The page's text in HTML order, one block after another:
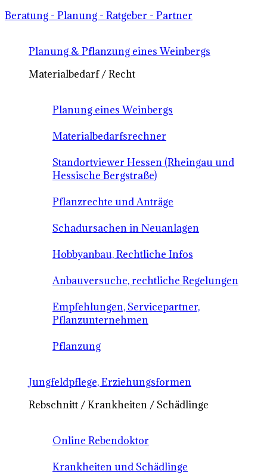
Beratung - Planung - Ratgeber - Partner
Planung & Pflanzung eines Weinbergs
Materialbedarf / Recht
Planung eines Weinbergs
Materialbedarfsrechner
Standortviewer Hessen (Rheingau und
Hessische Bergstraße)
Pflanzrechte und Anträge
Schadursachen in Neuanlagen
Hobbyanbau, Rechtliche Infos
Anbauversuche, rechtliche Regelungen
Empfehlungen, Servicepartner,
Pflanzunternehmen
Pflanzung
Jungfeldpflege, Erziehungsformen
Rebschnitt / Krankheiten / Schädlinge
Online Rebendoktor
Krankheiten und Schädlinge